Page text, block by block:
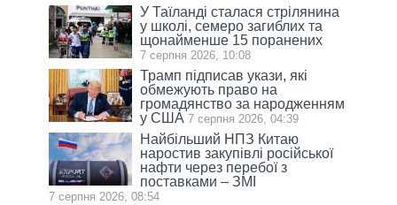
У Таїланді сталася стрілянина
у школі, семеро загиблих та
щонайменше 15 поранених
7 серпня 2026, 10:08
Трамп підписав укази, які
обмежують право на
громадянство за народженням
у США 7 серпня 2026, 04:39
Найбільший НПЗ Китаю
наростив закупівлі російської
нафти через перебої з
поставками – ЗМІ
7 серпня 2026, 08:54